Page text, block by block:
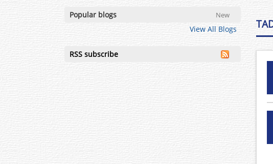
New
Popular blogs
View All Blogs
RSS subscribe